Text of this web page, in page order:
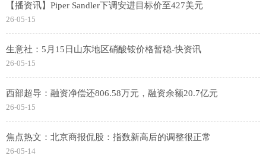
【播资讯】Piper Sandler下调安进目标价至427美元
26-05-15
生意社：5月15日山东地区硝酸铵价格暂稳-快资讯
26-05-15
西部超导：融资净偿还806.58万元，融资余额20.7亿元
26-05-15
焦点热文：北京商报侃股：指数新高后的调整很正常
26-05-14